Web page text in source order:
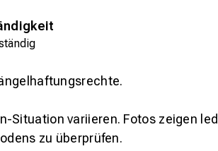
Situation variieren. Fotos zeigen
zu überprüfen.